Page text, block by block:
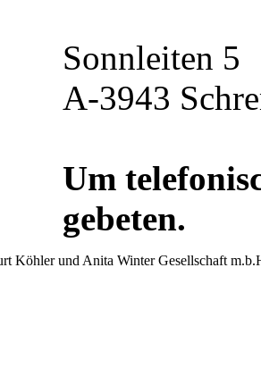
Sonnleiten 5
A-3943
Um
gebeten.
Köhler und Anita Winter Gesellschaft